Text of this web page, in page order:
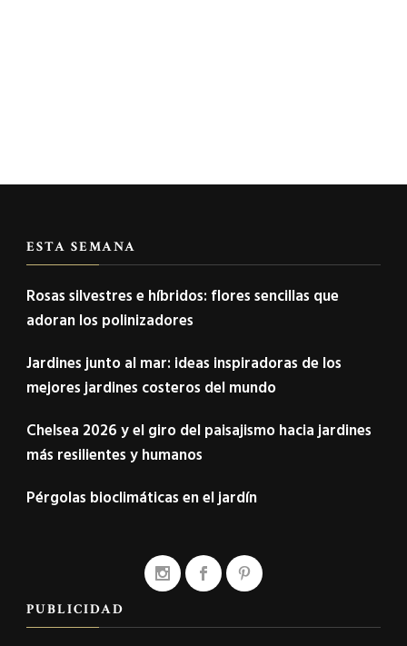
ESTA SEMANA
Rosas silvestres e híbridos: flores sencillas que
adoran los polinizadores
Jardines junto al mar: ideas inspiradoras de los
mejores jardines costeros del mundo
Chelsea 2026 y el giro del paisajismo hacia jardines
más resilientes y humanos
Pérgolas bioclimáticas en el jardín
PUBLICIDAD